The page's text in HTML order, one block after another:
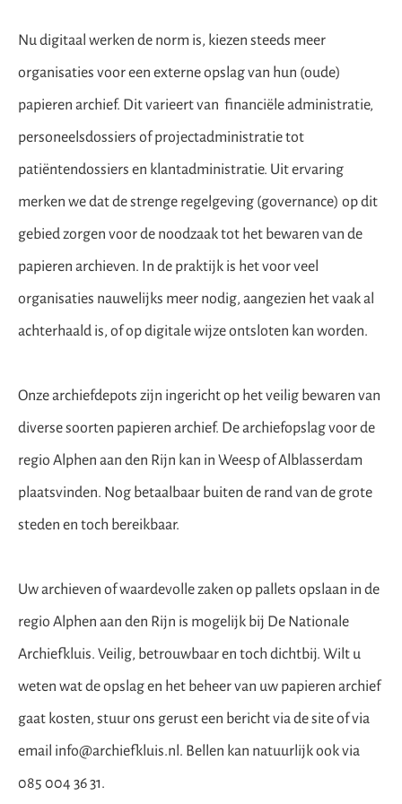
Nu digitaal werken de norm is, kiezen steeds meer
organisaties voor een externe opslag van hun (oude)
papieren archief. Dit varieert van financiële administratie,
personeelsdossiers of projectadministratie tot
patiëntendossiers en klantadministratie. Uit ervaring
merken we dat de strenge regelgeving (governance) op dit
gebied zorgen voor de noodzaak tot het bewaren van de
papieren archieven. In de praktijk is het voor veel
organisaties nauwelijks meer nodig, aangezien het vaak al
achterhaald is, of op digitale wijze ontsloten kan worden.
Onze archiefdepots zijn ingericht op het veilig bewaren van
diverse soorten papieren archief. De archiefopslag voor de
regio Alphen aan den Rijn kan in Weesp of Alblasserdam
plaatsvinden. Nog betaalbaar buiten de rand van de grote
steden en toch bereikbaar.
Uw archieven of waardevolle zaken op pallets opslaan in de
regio Alphen aan den Rijn is mogelijk bij De Nationale
Archiefkluis. Veilig, betrouwbaar en toch dichtbij. Wilt u
weten wat deopslag en het beheer van uw papieren archief
gaat kosten, stuur ons gerust een bericht via de site of via
email info@archiefkluis.nl. Bellen kan natuurlijk ook via
085 004 36 31.